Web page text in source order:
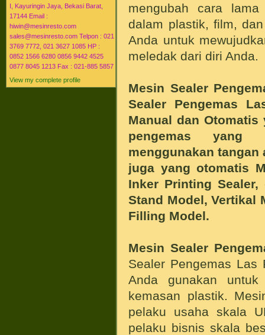
I, Kayuringin Jaya, Bekasi Barat,
17144 Email :
hiwin@mesinresto.com
sales@mesinresto.com Telpon : 021
3769 7772, 021 3627 1085 HP :
0852 1566 6280 0856 9442 4525
0877 8045 1213 Fax : 021-885 5857
View my complete profile
mengubah cara
dalam plastik, film,
Anda untuk
meledak dari diri Anda.
Mesin Sealer
Sealer Pengemas
Manual dan Otomatis
pengemas yang
menggunakan tangan
juga yang otomatis
Inker Printing
Stand Model, Vertikal
Filling Model.
Mesin Sealer
Sealer Pengemas Las
Anda gunakan
kemasan plastik.
pelaku usaha skala
pelaku bisnis skala